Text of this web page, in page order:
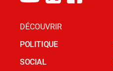
DÉCOUVRIR
POLITIQUE
SOCIAL